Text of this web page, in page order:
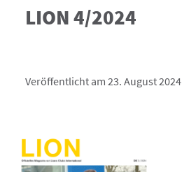
LION 4/2024
Veröffentlicht am 23. August 2024